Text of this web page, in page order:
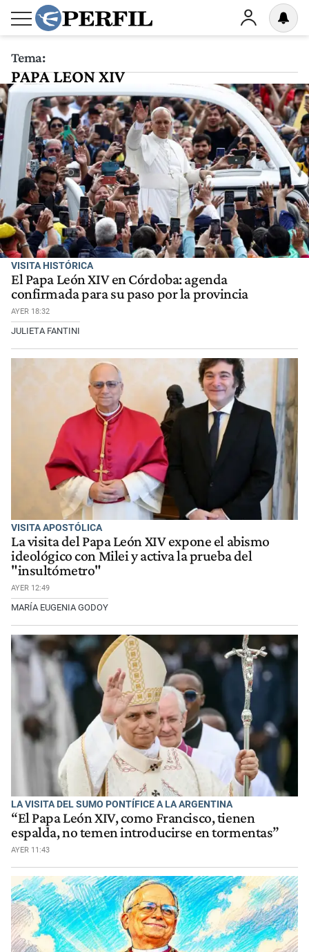
Tema:
PAPA LEON XIV
VISITA HISTÓRICA
El Papa León XIV en Córdoba: agenda
confirmada para su paso por la provincia
AYER 18:32
JULIETA FANTINI
VISITA APOSTÓLICA
La visita del Papa León XIV expone el abismo
ideológico con Milei y activa la prueba del
"insultómetro"
AYER 12:49
MARÍA EUGENIA GODOY
LA VISITA DEL SUMO PONTÍFICE A LA ARGENTINA
“El Papa León XIV, como Francisco, tienen
espalda, no temen introducirse en tormentas”
AYER 11:43